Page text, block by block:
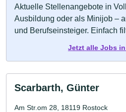
Aktuelle Stellenangebote in
Ausbildung oder als Minijob –
und Berufseinsteiger. Einfach
Jetzt alle Jobs
Scarbarth, Günter
Am Str.om 28, 18119 Rostock